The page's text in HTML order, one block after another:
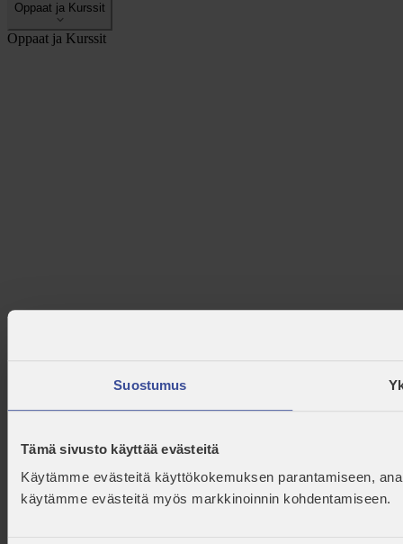
Suostumus
Tämä sivusto käyttää evästeitä
Käytämme evästeitä käyttökokemuksen parantamiseen,
käytämme evästeitä myös markkinoinnin kohdentamiseen.
Oppaat ja Kurssit
Oppaat ja Kurssit